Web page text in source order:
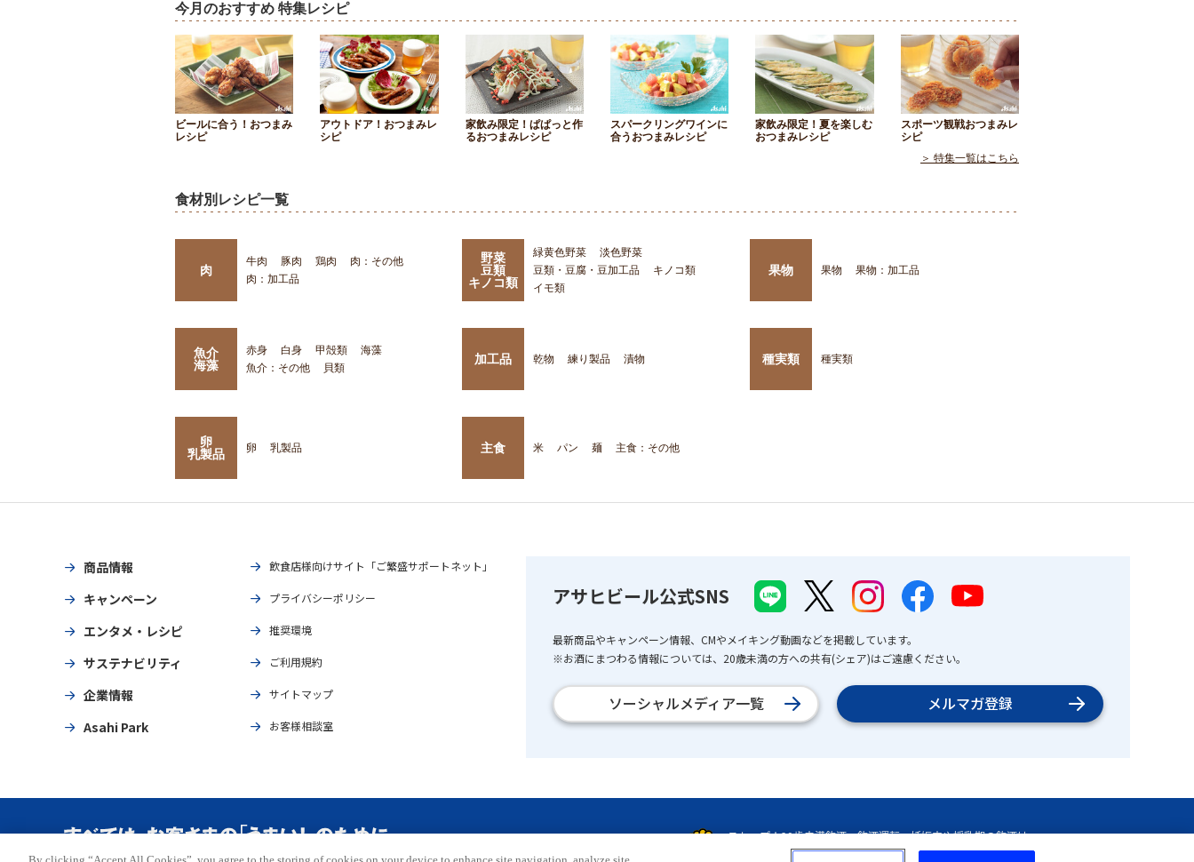
今月のおすすめ 特集レシピ
ビールに合う！おつまみ
レシピ
アウトドア！おつまみレ
シピ
家飲み限定！ぱぱっと作
るおつまみレシピ
スパークリングワインに
合うおつまみレシピ
家飲み限定！夏を楽しむ
おつまみレシピ
スポーツ観戦おつまみレ
シピ
＞ 特集一覧はこちら
食材別レシピ一覧
肉
牛肉 豚肉 鶏肉
肉：その他
肉：加工品
野菜
豆類
キノコ類
緑黄色野菜
淡色野菜
豆類・豆腐・豆加工品
キノコ類
イモ類
果物 果物 果物：加工品
魚介
海藻
赤身 白身 甲殻類
海藻
魚介：その他
貝類
加工品 乾物 練り製品 漬物 種実類 種実類
卵
乳製品
卵 乳製品 主食 米 パン 麺 主食：その他
商品情報
キャンペーン
エンタメ・レシピ
サステナビリティ
企業情報
Asahi Park
飲食店様向けサイト「ご繁盛サポートネット」
プライバシーポリシー
推奨環境
ご利用規約
サイトマップ
お客様相談室
アサヒビール公式SNS
最新商品やキャンペーン情報、CMやメイキング動画などを掲載しています。
※お酒にまつわる情報については、20歳未満の方への共有(シェア)はご遠慮ください。
ソーシャルメディア一覧 メルマガ登録